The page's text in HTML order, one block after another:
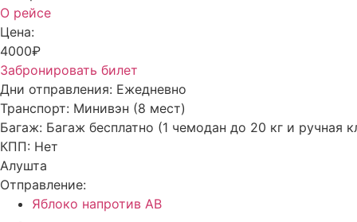
О рейсе
Цена:
4000₽
Забронировать билет
Дни отправления: Ежедневно
Транспорт: Минивэн (8 мест)
Багаж: Багаж бесплатно (1 чемодан до 20 кг и ручная
КПП: Нет
Алушта
Отправление:
Яблоко напротив АВ